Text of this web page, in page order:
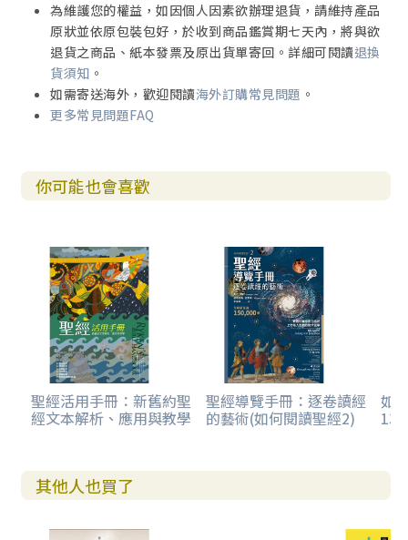
為維護您的權益，如因個人因素欲辦理退貨，請維持產品
原狀並依原包裝包好，於收到商品鑑賞期七天內，將與欲
退貨之商品、紙本發票及原出貨單寄回。詳細可閱讀退換
貨須知 。
如需寄送海外，歡迎閱讀海外訂購常見問題 。
更多常見問題FAQ
你可能也會喜歡
聖經活用手冊：新舊約聖
經文本解析、應用與教學
聖經導覽手冊：逐卷讀經
的藝術(如何閱讀聖經2)
如
13
其他人也買了